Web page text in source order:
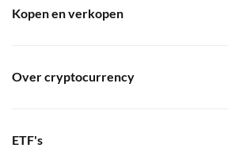
Kopen en verkopen
Over cryptocurrency
ETF's